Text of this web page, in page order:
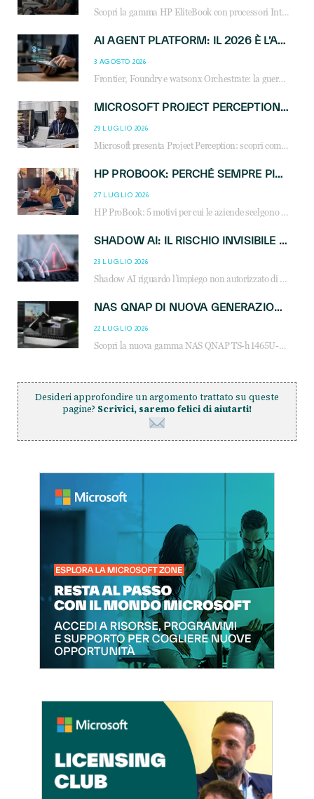
Scopri la gamma HP EliteBook con processori Intel® Core™ Ultra e AMD Ryzen™ AI. Notebook business progettati per aumentare la produttività, migliorare la collaborazione e garantire sicurezza avanzata in ufficio e in mobilità.
AI AGENT PLATFORM: IL 2026 È L’ANNO DEL «SISTEMA OPERATIVO» PER GLI AGENTI AZIENDALI
3 AGOSTO 2026
Frontier, Foundry e watsonx Orchestrate: la guerra delle piattaforme AI agent ridisegna il mercato IT. Cosa cambia per reseller, MSP e system integrator.
MICROSOFT PROJECT PERCEPTION: COME GLI AGENTI AI CAMBIERANNO SOC, CYBERSECURITY E SERVIZI MSP
29 LUGLIO 2026
Microsoft presenta Project Perception: scopri come gli agenti AI possono trasformare cybersecurity, SOC e servizi gestiti degli MSP.
HP PROBOOK: PERCHÉ SEMPRE PIÙ AZIENDE SCELGONO NOTEBOOK PROGETTATI PER IL LAVORO MODERNO
27 LUGLIO 2026
HP ProBook: 5 motivi per cui le aziende scelgono i notebook business HP per migliorare produttività, sicurezza e gestione dell’AI.
SHADOW AI: IL RISCHIO INVISIBILE CHE LE AZIENDE POSSONO GOVERNARE
23 LUGLIO 2026
Shadow AI riguardo l’impiego non autorizzato di sistemi AI all’interno dell’azienda. E’ una pratica che si diffonde a partire dai dipendenti fino ai dirigenti e mette a repentaglio la cybersecurity, con costi più elevati per le organizzazioni. Due recenti report illustrano il fenomeno e forniscono dati in merito
NAS QNAP DI NUOVA GENERAZIONE: PIÙ PRESTAZIONI, SCALABILITÀ E PROTEZIONE DEI DATI PER LE INFRASTRUTTURE IT MODERNE
22 LUGLIO 2026
Scopri la nuova gamma NAS QNAP TS-h1465U-RP, TS-h1065eU e TS-h665U: storage aziendale con ZFS, DDR5, E1.S NVMe e connettività 2.5GbE per backup, virtualizzazione e cybersecurity.
Desideri approfondire un argomento trattato su queste
pagine? Scrivici, saremo felici di aiutarti!